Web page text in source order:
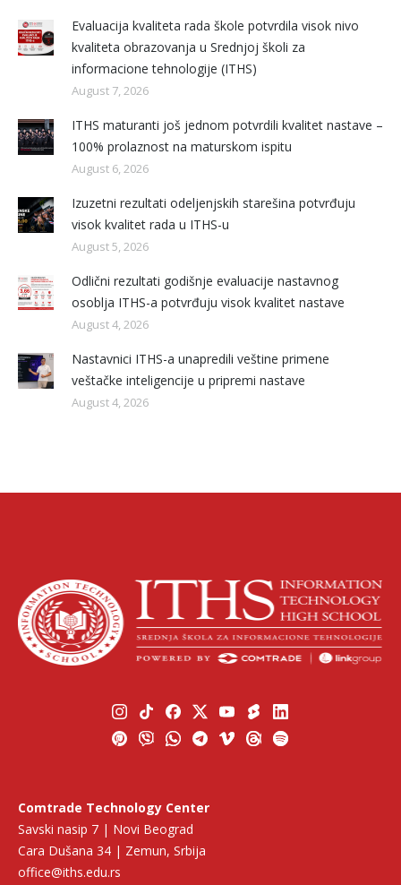
Evaluacija kvaliteta rada škole potvrdila visok nivo
kvaliteta obrazovanja u Srednjoj školi za
informacione tehnologije (ITHS)
August 7, 2026
ITHS maturanti još jednom potvrdili kvalitet nastave –
100% prolaznost na maturskom ispitu
August 6, 2026
Izuzetni rezultati odeljenjskih starešina potvrđuju
visok kvalitet rada u ITHS-u
August 5, 2026
Odlični rezultati godišnje evaluacije nastavnog
osoblja ITHS-a potvrđuju visok kvalitet nastave
August 4, 2026
Nastavnici ITHS-a unapredili veštine primene
veštačke inteligencije u pripremi nastave
August 4, 2026
Comtrade Technology Center
Savski nasip 7 | Novi Beograd
Cara Dušana 34 | Zemun, Srbija
office@iths.edu.rs